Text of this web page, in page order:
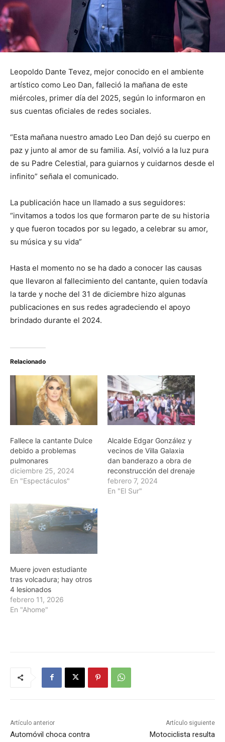
Leopoldo Dante Tevez, mejor conocido en el ambiente
artístico como Leo Dan, falleció la mañana de este
miércoles, primer día del 2025, según lo informaron en
sus cuentas oficiales de redes sociales.
“Esta mañana nuestro amado Leo Dan dejó su cuerpo en
paz y junto al amor de su familia. Así, volvió a la luz pura
de su Padre Celestial, para guiarnos y cuidarnos desde el
infinito” señala el comunicado.
La publicación hace un llamado a sus seguidores:
“invitamos a todos los que formaron parte de su historia
y que fueron tocados por su legado, a celebrar su amor,
su música y su vida”
Hasta el momento no se ha dado a conocer las causas
que llevaron al fallecimiento del cantante, quien todavía
la tarde y noche del 31 de diciembre hizo algunas
publicaciones en sus redes agradeciendo el apoyo
brindado durante el 2024.
Relacionado
Fallece la cantante Dulce
debido a problemas
pulmonares
diciembre 25, 2024
En "Espectáculos"
Alcalde Edgar González y
vecinos de Villa Galaxia
dan banderazo a obra de
reconstrucción del drenaje
febrero 7, 2024
En "El Sur"
Muere joven estudiante
tras volcadura; hay otros
4 lesionados
febrero 11, 2026
En "Ahome"
Artículo anterior
Automóvil choca contra
Artículo siguiente
Motociclista resulta